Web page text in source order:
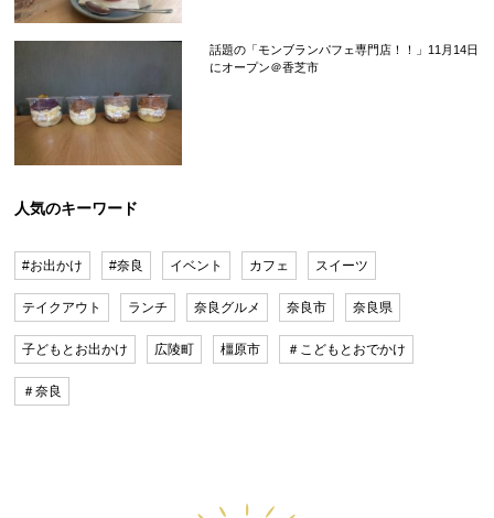
話題の「モンブランパフェ専門店！！」11月14日
にオープン＠香芝市
人気のキーワード
#お出かけ #奈良 イベント カフェ スイーツ
テイクアウト ランチ 奈良グルメ 奈良市 奈良県
子どもとお出かけ 広陵町 橿原市 ＃こどもとおでかけ
＃奈良